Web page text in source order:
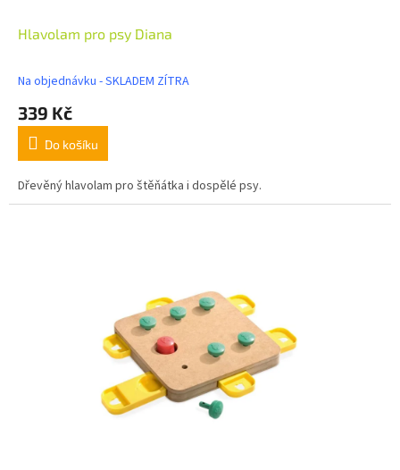
Hlavolam pro psy Diana
Na objednávku - SKLADEM ZÍTRA
339 Kč
Do košíku
Dřevěný hlavolam pro štěňátka i dospělé psy.